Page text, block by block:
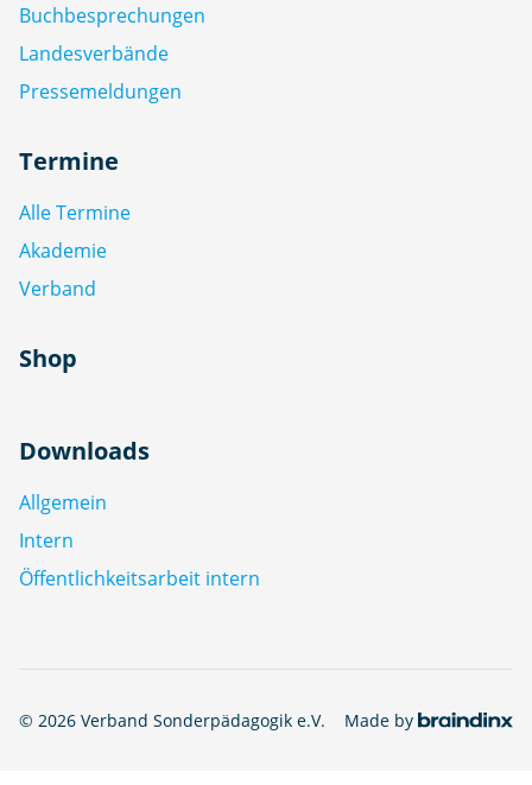
Buchbesprechungen
Landesverbände
Pressemeldungen
Termine
Alle Termine
Akademie
Verband
Shop
Downloads
Allgemein
Intern
Öffentlichkeitsarbeit intern
© 2026 Verband Sonderpädagogik e.V. Made by